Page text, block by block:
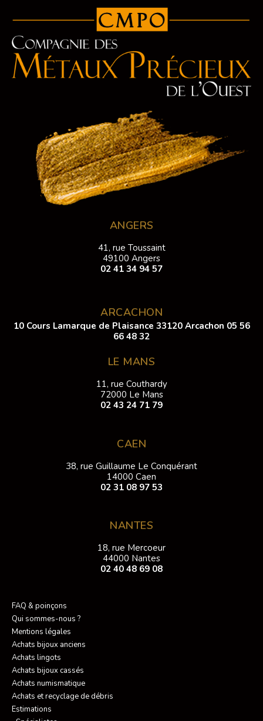
ANGERS
41, rue Toussaint
49100 Angers
02 41 34 94 57
ARCACHON
10 Cours Lamarque de Plaisance 33120 Arcachon 05 56
66 48 32
LE MANS
11, rue Couthardy
72000 Le Mans
02 43 24 71 79
CAEN
38, rue Guillaume Le Conquérant
14000 Caen
02 31 08 97 53
NANTES
18, rue Mercoeur
44000 Nantes
02 40 48 69 08
FAQ & poinçons
Qui sommes-nous ?
Mentions légales
Achats bijoux anciens
Achats lingots
Achats bijoux cassés
Achats numismatique
Achats et recyclage de débris
Estimations